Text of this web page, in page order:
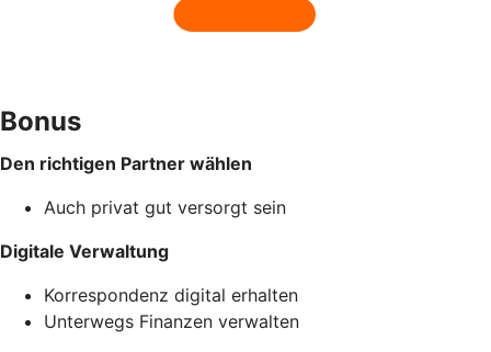
Bonus
Den richtigen Partner wählen
Auch privat gut versorgt sein
Digitale Verwaltung
Korrespondenz digital erhalten
Unterwegs Finanzen verwalten